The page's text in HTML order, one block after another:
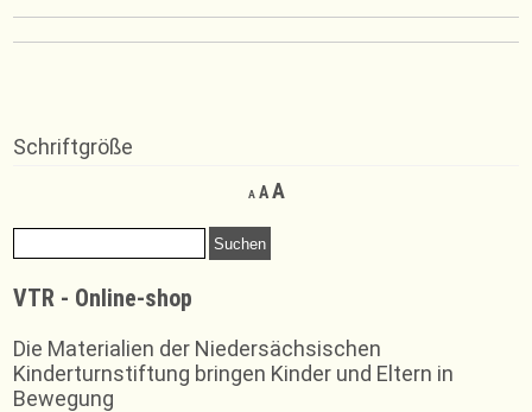
Schriftgröße
A
Decrease
font
AReset
size.
AIncrease
Suchen
nach:
VTR - Online-shop
Die Materialien der Niedersächsischen
Kinderturnstiftung bringen Kinder und Eltern in
Bewegung